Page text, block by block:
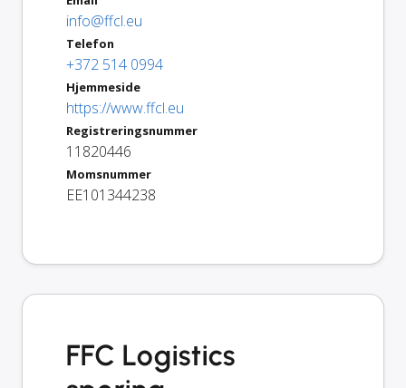
info@ffcl.eu
Telefon
+372 514 0994
Hjemmeside
https://www.ffcl.eu
Registreringsnummer
11820446
Momsnummer
EE101344238
FFC Logistics